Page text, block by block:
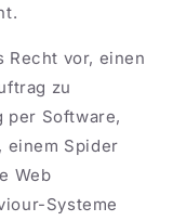
Recht vor, einen
zu
per Software,
einem Spider
Web
Systeme